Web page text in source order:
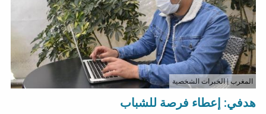
المغرب| الخبرات الشخصية
هدفي: إعطاء فرصة للشباب